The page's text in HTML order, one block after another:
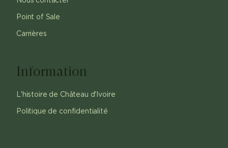
Point of Sale
Carrières
Information
L'histoire de Château d'Ivoire
Politique de confidentialité